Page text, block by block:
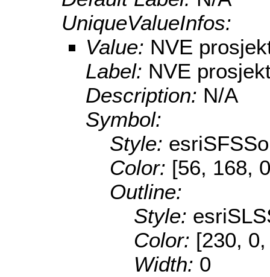
UniqueValueInfos:
Value: NVE
Label: NVE
Description: N/A
Symbol:
Style:
Color: [56, 168,
Outline:
Style:
Color: [230,
Width: 0